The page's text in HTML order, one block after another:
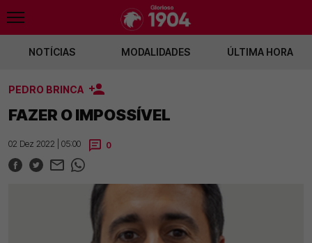
renova com Santiago Alves
NOTÍCIAS MODALIDADES ÚLTIMA HORA
PEDRO BRINCA
FAZER O IMPOSSÍVEL
02 Dez 2022 | 05:00 0